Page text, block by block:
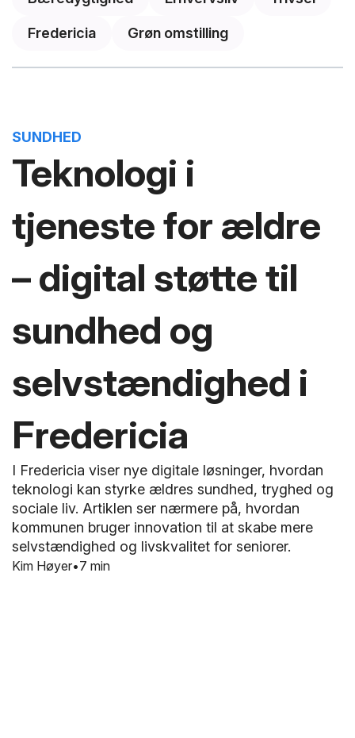
Fredericia Grøn omstilling
Teknologi i
tjeneste for ældre
– digital støtte til
sundhed og
selvstændighed i
Fredericia
SUNDHED
7 min
I Fredericia viser nye digitale løsninger, hvordan
teknologi kan styrke ældres sundhed, tryghed og
sociale liv. Artiklen ser nærmere på, hvordan
kommunen bruger innovation til at skabe mere
selvstændighed og livskvalitet for seniorer.
Kim Høyer